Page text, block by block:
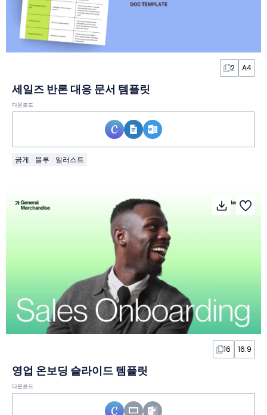
2 A4
세일즈 반론 대응 문서 템플릿
다운로드
굵게 블루 일러스트
16 16:9
영업 온보딩 슬라이드 템플릿
다운로드